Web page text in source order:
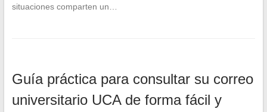
situaciones comparten un…
Guía práctica para consultar su correo
universitario UCA de forma fácil y